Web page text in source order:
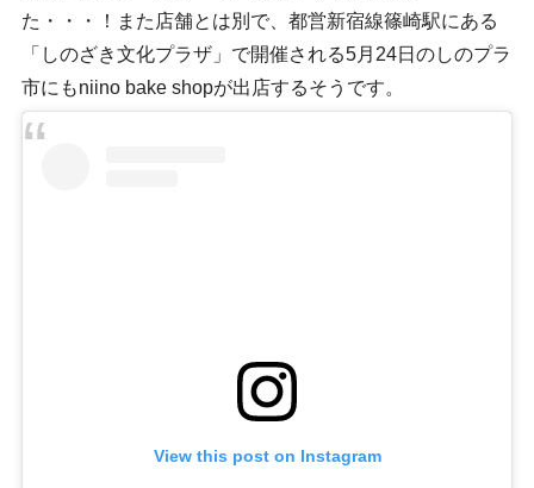
た・・・！また店舗とは別で、都営新宿線篠崎駅にある
「しのざき文化プラザ」で開催される5月24日のしのプラ
市にもniino bake shopが出店するそうです。
View this post on Instagram